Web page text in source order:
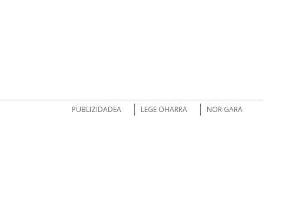
NOR GARA
LEGE OHARRA
PUBLIZIDADEA